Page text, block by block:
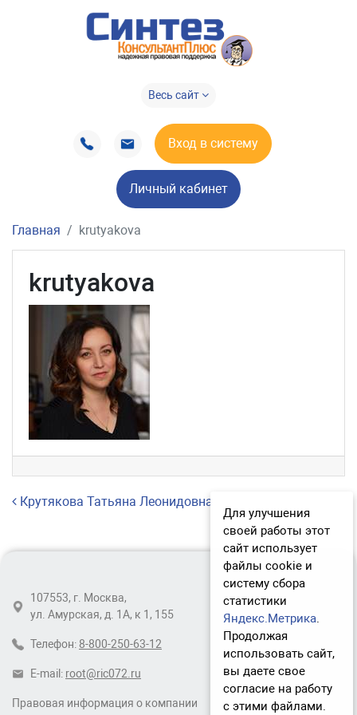
Весь сайт
Вход в систему
Личный кабинет
Главная krutyakova
krutyakova
Навигация по записям
Крутякова Татьяна Леонидовна
Правовая информация о компании
107553, г. Москва,
ул. Амурская, д. 1А, к 1, 155
Телефон: 8-800-250-63-12
E-mail: root@ric072.ru
Для улучшения
своей работы этот
сайт использует
файлы cookie и
систему сбора
статистики
Яндекс.Метрика.
Продолжая
использовать сайт,
вы даете свое
согласие на работу
с этими файлами.